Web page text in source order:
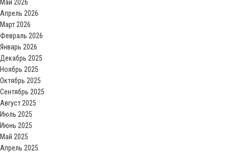
Май 2026
Апрель 2026
Март 2026
Февраль 2026
Январь 2026
Декабрь 2025
Ноябрь 2025
Октябрь 2025
Сентябрь 2025
Август 2025
Июль 2025
Июнь 2025
Май 2025
Апрель 2025